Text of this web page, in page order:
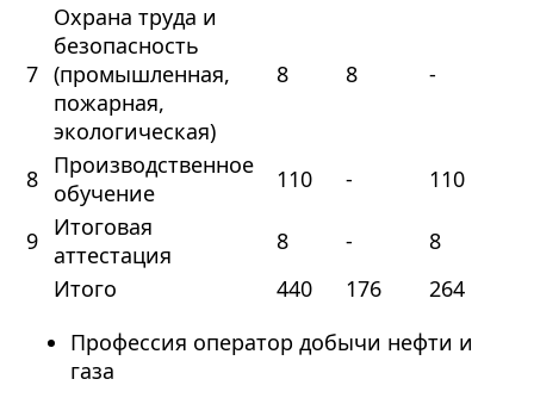
7
Охрана труда и
безопасность
(промышленная,
пожарная,
экологическая)
8 8 -
8 Производственное
обучение
110 - 110
9 Итоговая
аттестация
8 -
8
Итого
440 176
264
Профессия оператор добычи нефти и
газа